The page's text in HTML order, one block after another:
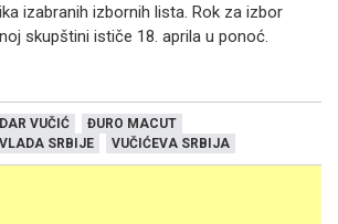
izabranih izbornih lista. Rok za izbor
skupštini ističe 18. aprila u ponoć.
VUČIĆ
ĐURO MACUT
VLADA SRBIJE VUČIĆEVA SRBIJA